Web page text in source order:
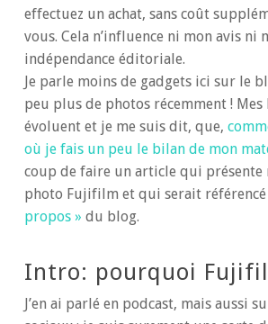
effectuez un achat, sans coût
vous. Cela n’influence ni mon avis ni
indépendance éditoriale.
Je parle moins de gadgets ici sur le
peu plus de photos récemment !
évoluent et je me suis dit, que,
où je fais un peu le bilan de mon
coup de faire un article qui présente
photo Fujifilm et qui serait référencé
propos » du blog.
Intro: pourquoi
J’en ai parlé en podcast, mais aussi